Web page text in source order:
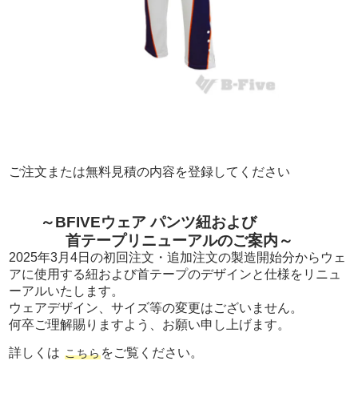
ご注文または無料見積の内容を登録してください
～BFIVEウェア パンツ紐および
首テープリニューアルのご案内～
2025年3月4日の初回注文・追加注文の製造開始分からウェ
アに使用する紐および首テープのデザインと仕様をリニュ
ーアルいたします。
ウェアデザイン、サイズ等の変更はございません。
何卒ご理解賜りますよう、お願い申し上げます。
詳しくは こちらをご覧ください。